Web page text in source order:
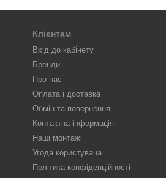
Клієнтам
Вхід до кабінету
Бренди
Про нас
Оплата і доставка
Обмін та повернення
Контактна інформація
Наші монтажі
Угода користувача
Політика конфіденційності